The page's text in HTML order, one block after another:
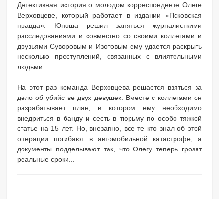
Детективная история о молодом корреспонденте Олеге
Верховцеве, который работает в издании «Псковская
правда». Юноша решил заняться журналисткими
расследованиями и совместно со своими коллегами и
друзьями Суворовым и Изотовым ему удается раскрыть
несколько преступлений, связанных с влиятельными
людьми.
На этот раз команда Верховцева решается взяться за
дело об убийстве двух девушек. Вместе с коллегами он
разрабатывает план, в котором ему необходимо
внедриться в банду и сесть в тюрьму по особо тяжкой
статье на 15 лет. Но, внезапно, все те кто знал об этой
операции погибают в автомобильной катастрофе, а
документы подделывают так, что Олегу теперь грозят
реальные сроки...